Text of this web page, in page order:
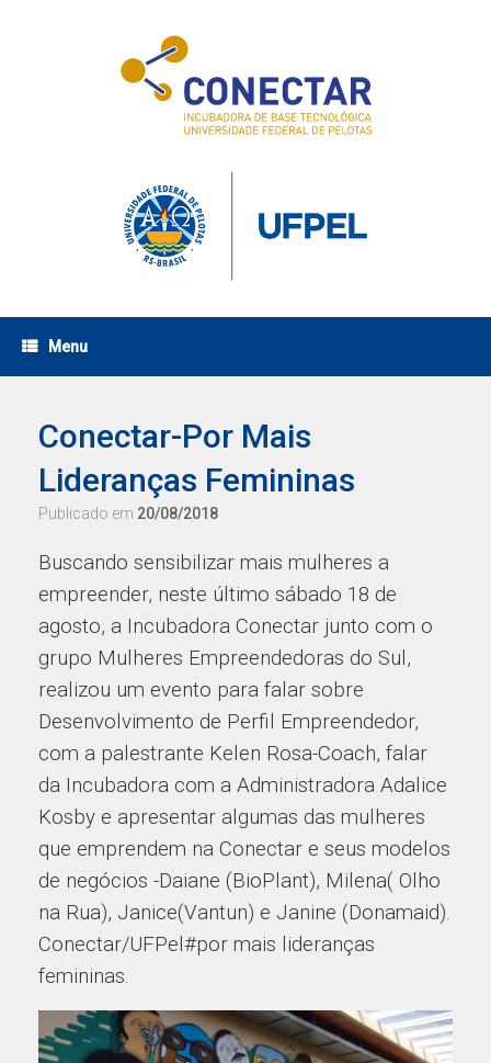
Menu
Conectar-Por Mais
Lideranças Femininas
Publicado em 20/08/2018
Buscando sensibilizar mais mulheres a
empreender, neste último sábado 18 de
agosto, a Incubadora Conectar junto com o
grupo Mulheres Empreendedoras do Sul,
realizou um evento para falar sobre
Desenvolvimento de Perfil Empreendedor,
com a palestrante Kelen Rosa-Coach, falar
da Incubadora com a Administradora Adalice
Kosby e apresentar algumas das mulheres
que emprendem na Conectar e seus modelos
de negócios -Daiane (BioPlant), Milena( Olho
na Rua), Janice(Vantun) e Janine (Donamaid).
Conectar/UFPel#por mais lideranças
femininas.